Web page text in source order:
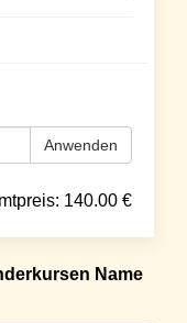
Anwenden
140.00 €
Name